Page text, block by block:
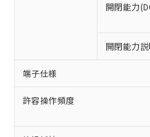
開閉能力
開閉能力
端子仕様
許容操作頻度
以下の条件をお読
ご利用ください。
本サービスは
商品の当社在
(税抜)を提供
対応予定なし：EU
非含有に非対応の
調査・確認中：EU
非含有の対応状況
商品です。
非該当品：ライセ
害物質有無と関係
「○」：最大均質
基準値以下である